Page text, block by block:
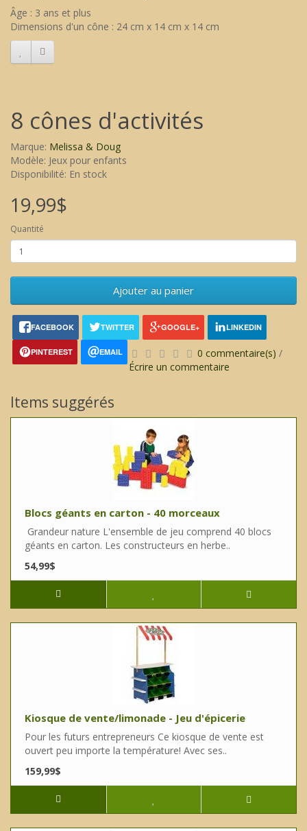
Âge : 3 ans et plus
Dimensions d'un cône : 24 cm x 14 cm x 14 cm
8 cônes d'activités
Marque: Melissa & Doug
Modèle: Jeux pour enfants
Disponibilité: En stock
19,99$
Quantité
Ajouter au panier
FACEBOOK TWITTER GOOGLE+ LINKEDIN
PINTEREST EMAIL 0 commentaire(s) /
Écrire un commentaire
Items suggérés
Blocs géants en carton - 40 morceaux
Grandeur nature L'ensemble de jeu comprend 40 blocs
géants en carton. Les constructeurs en herbe..
54,99$
Kiosque de vente/limonade - Jeu d'épicerie
Pour les futurs entrepreneurs Ce kiosque de vente est
ouvert peu importe la température! Avec ses..
159,99$